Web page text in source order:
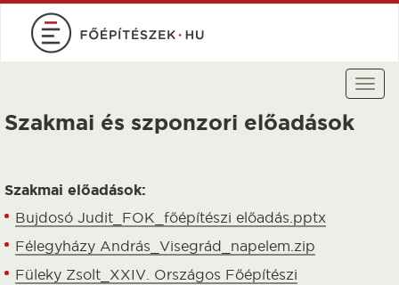
Ugrás
tartalomra
Szakmai és szponzori előadások
Szakmai előadások:
Bujdosó Judit_FOK_főépítészi előadás.pptx
Félegyházy András_Visegrád_napelem.zip
Füleky Zsolt_XXIV. Országos Főépítészi